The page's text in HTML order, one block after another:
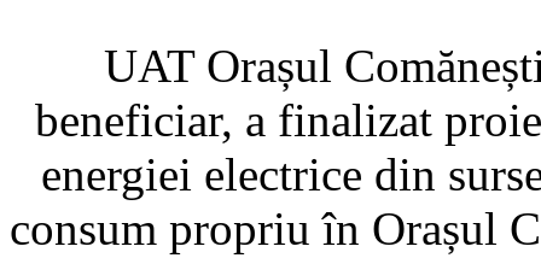
UAT Orașul Comănești
beneficiar, a finalizat
energiei electrice din
consum propriu în Orașul